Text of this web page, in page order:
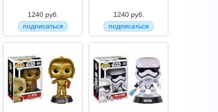
1240 руб.
подписаться
1240 руб.
подписаться